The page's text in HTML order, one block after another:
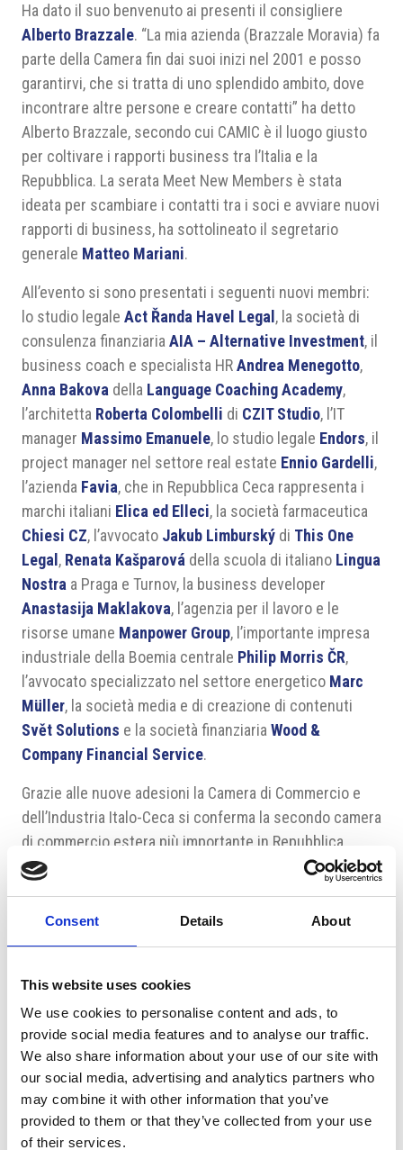
Consent Details About
This website uses cookies
We use cookies to personalise content and ads, to
provide social media features and to analyse our traffic.
We also share information about your use of our site with
our social media, advertising and analytics partners who
may combine it with other information that you’ve
provided to them or that they’ve collected from your use
of their services.
Ha dato il suo benvenuto ai presenti il consigliere
Alberto Brazzale. “La mia azienda (Brazzale Moravia) fa
parte della Camera fin dai suoi inizi nel 2001 e posso
garantirvi, che si tratta di uno splendido ambito, dove
incontrare altre persone e creare contatti” ha detto
Alberto Brazzale, secondo cui CAMIC è il luogo giusto
per coltivare i rapporti business tra l’Italia e la
Repubblica. La serata Meet New Members è stata
ideata per scambiare i contatti tra i soci e avviare nuovi
rapporti di business, ha sottolineato il segretario
generale Matteo Mariani.
All’evento si sono presentati i seguenti nuovi membri:
lo studio legale Act Řanda Havel Legal , la società di
consulenza finanziaria AIA – Alternative Investment, il
business coach e specialista HRAndrea Menegotto,
Anna Bakova della Language Coaching Academy,
l’architetta Roberta Colombelli di CZIT Studio, l’IT
manager Massimo Emanuele, lo studio legale Endors, il
project manager nel settore real estate Ennio Gardelli,
l’azienda Favia, che in Repubblica Ceca rappresenta i
marchi italiani Elica ed Elleci, la società farmaceutica
Chiesi CZ, l’avvocato Jakub Limburský di This One
Legal , Renata Kašparová della scuola di italiano Lingua
Nostra a Praga e Turnov, la business developer
Anastasija Maklakova, l’agenzia per il lavoro e le
risorse umane Manpower Group, l’importante impresa
industriale della Boemia centrale Philip Morris ČR,
l’avvocato specializzato nel settore energetico Marc
Müller, la società media e di creazione di contenuti
Svět Solutions e la società finanziaria Wood &
Company Financial Service.
Grazie alle nuove adesioni la Camera di Commercio e
dell’Industria Italo-Ceca si conferma la secondo camera
di commercio estera più importante in Repubblica
Ceca.
Suggeriti per te